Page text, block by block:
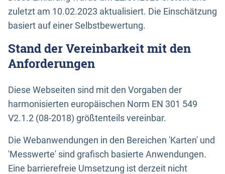
zuletzt am 10.02.2023 aktualisiert. Die Einschätzung
basiert auf einer Selbstbewertung.
Stand der Vereinbarkeit mit den
Anforderungen
Diese Webseiten sind mit den Vorgaben der
harmonisierten europäischen Norm EN 301 549
V2.1.2 (08-2018) größtenteils vereinbar.
Die Webanwendungen in den Bereichen 'Karten' und
'Messwerte' sind grafisch basierte Anwendungen.
Eine barrierefreie Umsetzung ist derzeit nicht